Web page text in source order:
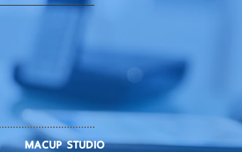
MACUP STUDIO